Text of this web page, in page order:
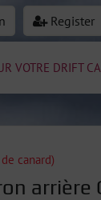
Register
VOTRE DRIFT
canard)
arrière